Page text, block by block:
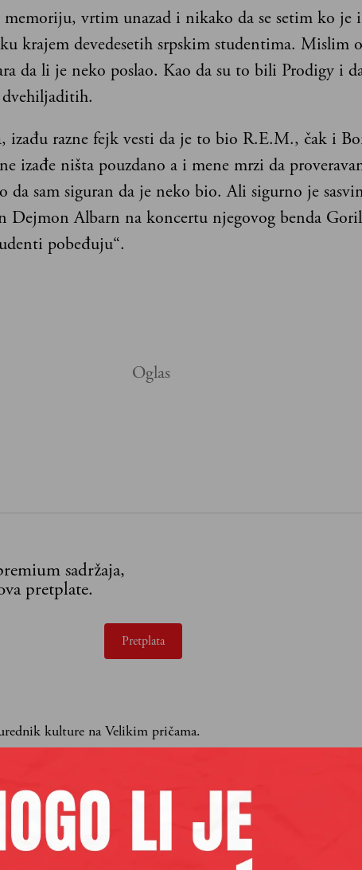
memoriju, vrtim unazad i nikako da se setim ko je
krajem devedesetih srpskim studentima. Mislim
da li je neko poslao. Kao da su to bili Prodigy i
izađu razne fejk vesti da je to bio R.E.M., čak i
izađe ništa pouzdano a i mene mrzi da
da sam siguran da je neko bio. Ali sigurno je
Dejmon Albarn na koncertu njegovog benda
pobeđuju“.
sadržaja,
pretplate.
Pretplata
kulture na Velikim pričama.
BRITPOP DEJMON ALBARN KAFANA MORNAR
STUDENTSKI PROTESTI